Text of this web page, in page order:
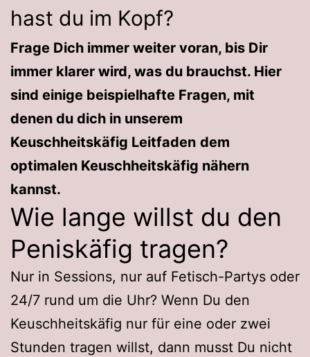
hast du im Kopf?
Frage Dich immer weiter voran, bis Dir
immer klarer wird, was du brauchst. Hier
sind einige beispielhafte Fragen, mit
denen du dich in unserem
Keuschheitskäfig Leitfaden dem
optimalen Keuschheitskäfig nähern
kannst.
Wie lange willst du den
Peniskäfig tragen?
Nur in Sessions, nur auf Fetisch-Partys oder
24/7 rund um die Uhr? Wenn Du den
Keuschheitskäfig nur für eine oder zwei
Stunden tragen willst, dann musst Du nicht